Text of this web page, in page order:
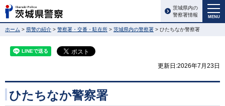
MENU
茨城県内の
警察署情報
ホーム > 県警の紹介 > 警察署・交番・駐在所 > 茨城県内の警察署 > ひたちなか警察署
更新日:2026年7月23日
ひたちなか警察署